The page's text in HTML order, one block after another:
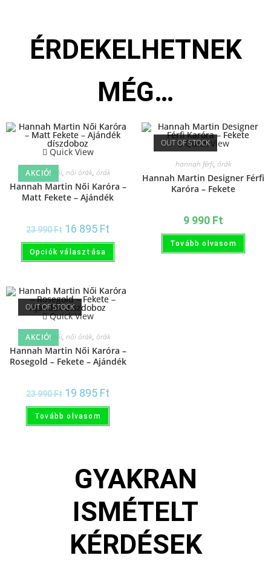
ÉRDEKELHETNEK
MÉG…
AKCIÓ!
Quick View
hannah női, női órák, órák
Hannah Martin Női Karóra –
Matt Fekete – Ajándék
23 990Ft 16 895 Ft
Opciók választása
OUT OF STOCK
Quick View
hannah férfi, órák
Hannah Martin Designer Férfi
Karóra – Fekete
9 990 Ft
Tovább olvasom
OUT OF STOCK
AKCIÓ!
Quick View
hannah női, női órák, órák
Hannah Martin Női Karóra –
Rosegold – Fekete – Ajándék
23 990Ft 19 895 Ft
Tovább olvasom
GYAKRAN
ISMÉTELT
KÉRDÉSEK